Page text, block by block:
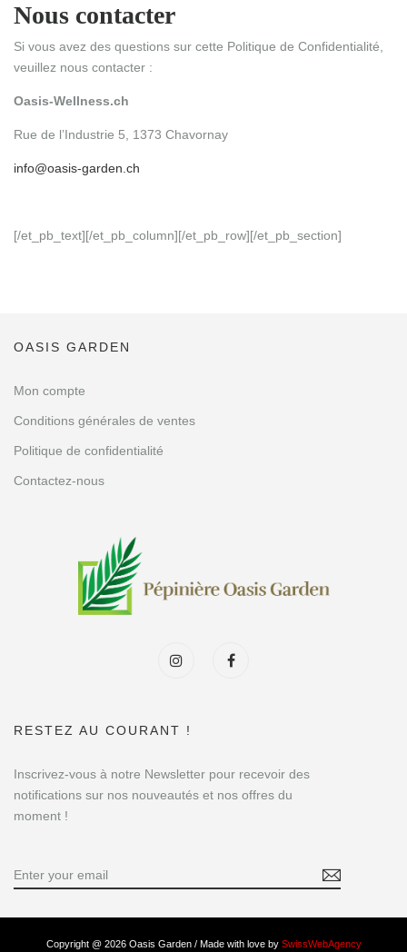
Nous contacter
Si vous avez des questions sur cette Politique de Confidentialité,
veuillez nous contacter :
Oasis-Wellness.ch
Rue de l’Industrie 5, 1373 Chavornay
info@oasis-garden.ch
[/et_pb_text][/et_pb_column][/et_pb_row][/et_pb_section]
OASIS GARDEN
Mon compte
Conditions générales de ventes
Politique de confidentialité
Contactez-nous
RESTEZ AU COURANT !
Inscrivez-vous à notre Newsletter pour recevoir des
notifications sur nos nouveautés et nos offres du
moment !
Copyright @ 2026 Oasis Garden / Made with love by SwissWebAgency